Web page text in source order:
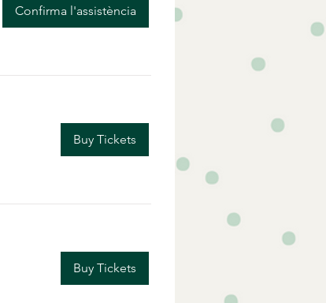
Confirma l'assistència
Buy Tickets
Buy Tickets